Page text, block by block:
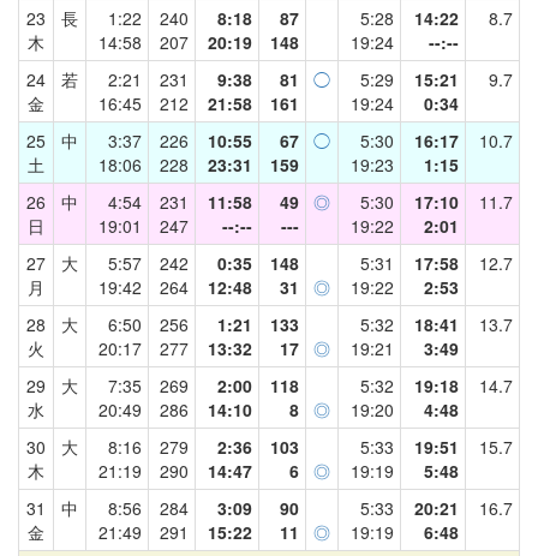
23
木
長
1:22
14:58
240
207
8:18
20:19
87
148
5:28
19:24
14:22
--:--
8.7
24
金
若
2:21
16:45
231
212
9:38
21:58
81
161
◯
5:29
19:24
15:21
0:34
9.7
25
土
中
3:37
18:06
226
228
10:55
23:31
67
159
◯
5:30
19:23
16:17
1:15
10.7
26
日
中
4:54
19:01
231
247
11:58
--:--
49
---
◎
5:30
19:22
17:10
2:01
11.7
27
月
大
5:57
19:42
242
264
0:35
12:48
148
31
◎
5:31
19:22
17:58
2:53
12.7
28
火
大
6:50
20:17
256
277
1:21
13:32
133
17 ◎
5:32
19:21
18:41
3:49
13.7
29
水
大
7:35
20:49
269
286
2:00
14:10
118
8 ◎
5:32
19:20
19:18
4:48
14.7
30
木
大
8:16
21:19
279
290
2:36
14:47
103
6 ◎
5:33
19:19
19:51
5:48
15.7
31
金
中
8:56
21:49
284
291
3:09
15:22
90
11
◎
5:33
19:19
20:21
6:48
16.7